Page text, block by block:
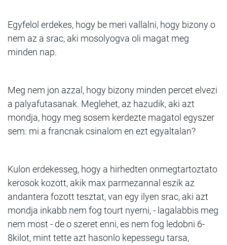
Egyfelol erdekes, hogy be meri vallalni, hogy bizony o
nem az a srac, aki mosolyogva oli magat meg
minden nap.
Meg nem jon azzal, hogy bizony minden percet elvezi
a palyafutasanak. Meglehet, az hazudik, aki azt
mondja, hogy meg sosem kerdezte magatol egyszer
sem: mi a francnak csinalom en ezt egyaltalan?
Kulon erdekesseg, hogy a hirhedten onmegtartoztato
kerosok kozott, akik max parmezannal eszik az
andantera fozott tesztat, van egy ilyen srac, aki azt
mondja inkabb nem fog tourt nyerni, - lagalabbis meg
nem most - de o szeret enni, es nem fog ledobni 6-
8kilot, mint tette azt hasonlo kepessegu tarsa,